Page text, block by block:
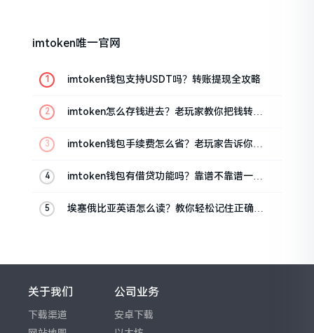
imtoken唯一官网
imtoken钱包支持USDT吗？转账提现全攻略
imtoken怎么存钱进去？老玩家教你把钱转进
imtoken钱包手续费怎么省？老玩家告诉你几
imtoken钱包有借贷功能吗？靠谱不靠谱一文
埃塞俄比亚英语怎么读？教你轻松记住正确发
关于我们
下载渠道
公司业务
安卓下载